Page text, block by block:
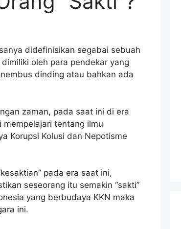
didefinisikan segabai sebuah
oleh para pendekar yang
dinding atau bahkan ada
zaman, pada saat ini di era
mempelajari tentang ilmu
Korupsi Kolusi dan Nepotisme
pada era saat ini,
seseorang itu semakin “sakti”
yang berbudaya KKN maka
ini.